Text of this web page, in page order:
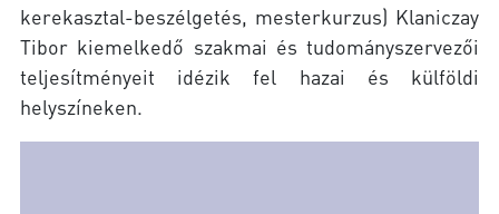
kerekasztal-beszélgetés, mesterkurzus) Klaniczay
Tibor kiemelkedő szakmai és tudományszervezői
teljesítményeit idézik fel hazai és külföldi
helyszíneken.